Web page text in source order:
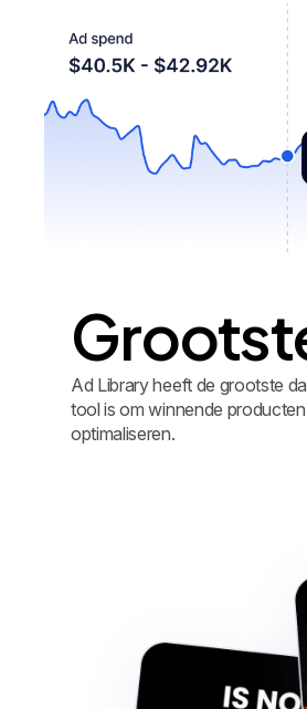
Ad Library heeft de grootste
tool is om winnende
optimaliseren.